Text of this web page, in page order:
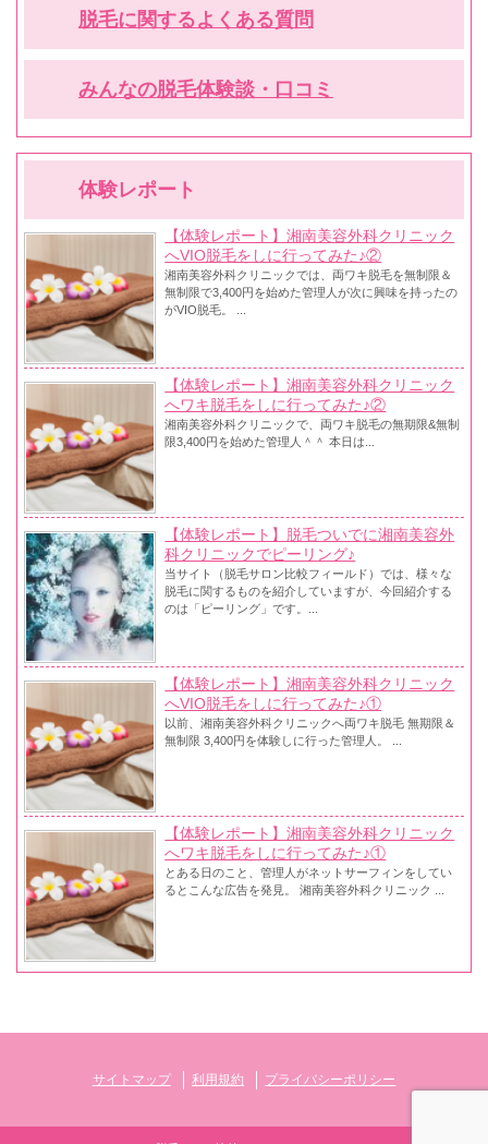
脱毛に関するよくある質問
みんなの脱毛体験談・口コミ
体験レポート
【体験レポート】湘南美容外科クリニック
へVIO脱毛をしに行ってみた♪②
湘南美容外科クリニックでは、両ワキ脱毛を無制限＆
無制限で3,400円を始めた管理人が次に興味を持ったの
がVIO脱毛。 ...
【体験レポート】湘南美容外科クリニック
へワキ脱毛をしに行ってみた♪②
湘南美容外科クリニックで、両ワキ脱毛の無期限&無制
限3,400円を始めた管理人＾＾ 本日は...
【体験レポート】脱毛ついでに湘南美容外
科クリニックでピーリング♪
当サイト（脱毛サロン比較フィールド）では、様々な
脱毛に関するものを紹介していますが、今回紹介する
のは「ピーリング」です。...
【体験レポート】湘南美容外科クリニック
へVIO脱毛をしに行ってみた♪①
以前、湘南美容外科クリニックへ両ワキ脱毛 無期限＆
無制限 3,400円を体験しに行った管理人。 ...
【体験レポート】湘南美容外科クリニック
へワキ脱毛をしに行ってみた♪①
とある日のこと、管理人がネットサーフィンをしてい
るとこんな広告を発見。 湘南美容外科クリニック ...
サイトマップ 利用規約 プライバシーポリシー